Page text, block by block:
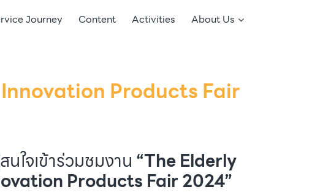
Journey Content Activities About Us
Innovation Products Fair
ใจเข้าร่วมชมงาน “The Elderly
Products Fair 2024”